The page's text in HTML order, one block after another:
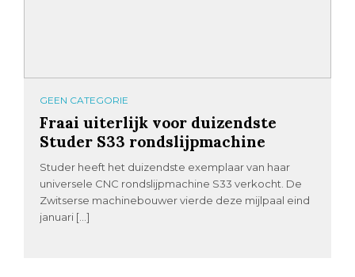
GEEN CATEGORIE
Fraai uiterlijk voor duizendste
Studer S33 rondslijpmachine
Studer heeft het duizendste exemplaar van haar
universele CNC rondslijpmachine S33 verkocht. De
Zwitserse machinebouwer vierde deze mijlpaal eind
januari […]